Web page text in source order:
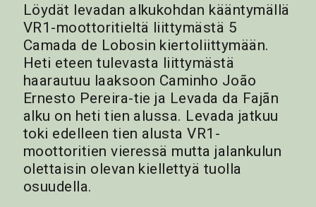
Löydät levadan alkukohdan kääntymällä
VR1-moottoritieltä liittymästä 5
Camada de Lobosin kiertoliittymään.
Heti eteen tulevasta liittymästä
haarautuu laaksoon Caminho João
Ernesto Pereira-tie ja Levada da Fajãn
alku on heti tien alussa. Levada jatkuu
toki edelleen tien alusta VR1-
moottoritien vieressä mutta jalankulun
olettaisin olevan kiellettyä tuolla
osuudella.